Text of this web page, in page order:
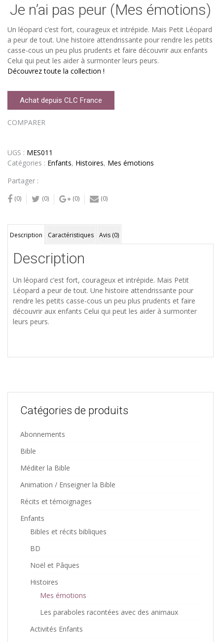
Je n’ai pas peur (Mes émotions)
Un léopard c’est fort, courageux et intrépide. Mais Petit Léopard
a peur de tout. Une histoire attendrissante pour rendre les petits
casse-cous un peu plus prudents et faire découvrir aux enfants
Celui qui peut les aider à surmonter leurs peurs.
Découvrez toute la collection !
Achat depuis CLC France
COMPARER
UGS : MES011
Catégories : Enfants, Histoires, Mes émotions
Partager :
(0) (0) (0) (0)
Description Caractéristiques Avis (0)
Description
Un léopard c’est fort, courageux et intrépide. Mais Petit
Léopard a peur de tout. Une histoire attendrissante pour
rendre les petits casse-cous un peu plus prudents et faire
découvrir aux enfants Celui qui peut les aider à surmonter
leurs peurs.
Catégories de produits
Abonnements
Bible
Méditer la Bible
Animation / Enseigner la Bible
Récits et témoignages
Enfants
Bibles et récits bibliques
BD
Noël et Pâques
Histoires
Mes émotions
Les paraboles racontées avec des animaux
Activités Enfants